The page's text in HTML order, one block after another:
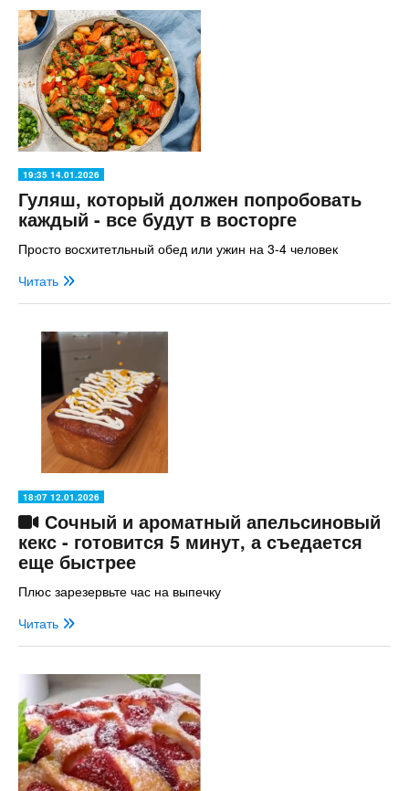
19:35 14.01.2026
Гуляш, который должен попробовать
каждый - все будут в восторге
Просто восхитетльный обед или ужин на 3-4 человек
Читать
18:07 12.01.2026
Сочный и ароматный апельсиновый
кекс - готовится 5 минут, а съедается
еще быстрее
Плюс зарезервьте час на выпечку
Читать